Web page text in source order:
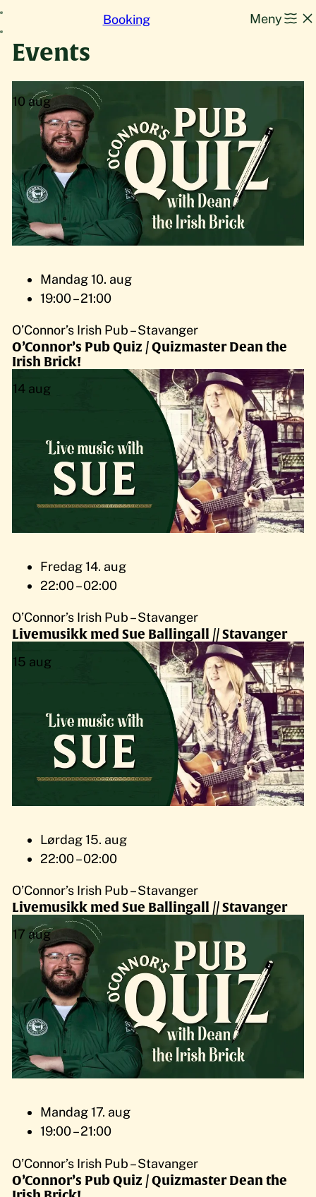
Hopp
til
innhold
Booking Meny
Events
10 aug
Mandag 10. aug
19:00 – 21:00
O’Connor’s Irish Pub – Stavanger
O’Connor’s Pub Quiz / Quizmaster Dean the
Irish Brick!
14 aug
Fredag 14. aug
22:00 – 02:00
O’Connor’s Irish Pub – Stavanger
Livemusikk med Sue Ballingall // Stavanger
15 aug
Lørdag 15. aug
22:00 – 02:00
O’Connor’s Irish Pub – Stavanger
Livemusikk med Sue Ballingall // Stavanger
17 aug
Mandag 17. aug
19:00 – 21:00
O’Connor’s Irish Pub – Stavanger
O’Connor’s Pub Quiz / Quizmaster Dean the